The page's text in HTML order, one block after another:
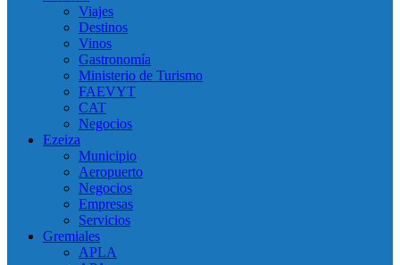
Viajes
Destinos
Vinos
Gastronomía
Ministerio de Turismo
FAEVYT
CAT
Negocios
Ezeiza
Municipio
Aeropuerto
Negocios
Empresas
Servicios
Gremiales
APLA